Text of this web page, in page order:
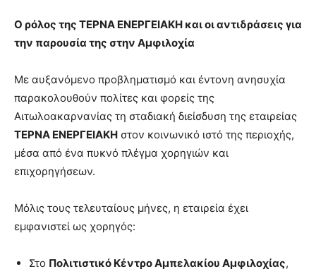
Ο ρόλος της ΤΕΡΝΑ ΕΝΕΡΓΕΙΑΚΗ και οι αντιδράσεις για
την παρουσία της στην Αμφιλοχία
Με αυξανόμενο προβληματισμό και έντονη ανησυχία
παρακολουθούν πολίτες και φορείς της
Αιτωλοακαρνανίας τη σταδιακή διείσδυση της εταιρείας
ΤΕΡΝΑ ΕΝΕΡΓΕΙΑΚΗ στον κοινωνικό ιστό της περιοχής,
μέσα από ένα πυκνό πλέγμα χορηγιών και
επιχορηγήσεων.
Μόλις τους τελευταίους μήνες, η εταιρεία έχει
εμφανιστεί ως χορηγός:
Στο Πολιτιστικό Κέντρο Αμπελακίου Αμφιλοχίας,